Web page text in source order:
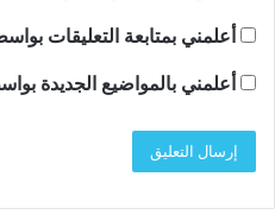
أعلمني بمتابعة التعليقات
أعلمني بالمواضيع الجديدة